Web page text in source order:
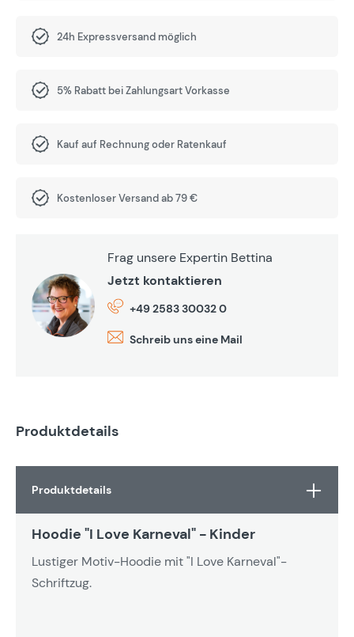
24h Expressversand möglich
5% Rabatt bei Zahlungsart Vorkasse
Kauf auf Rechnung oder Ratenkauf
Kostenloser Versand ab 79 €
Frag unsere Expertin Bettina
Jetzt kontaktieren
+49 2583 30032 0
Schreib uns eine Mail
Produktdetails
Produktdetails
Hoodie "I Love Karneval" - Kinder
Lustiger Motiv-Hoodie mit "I Love Karneval"-
Schriftzug.